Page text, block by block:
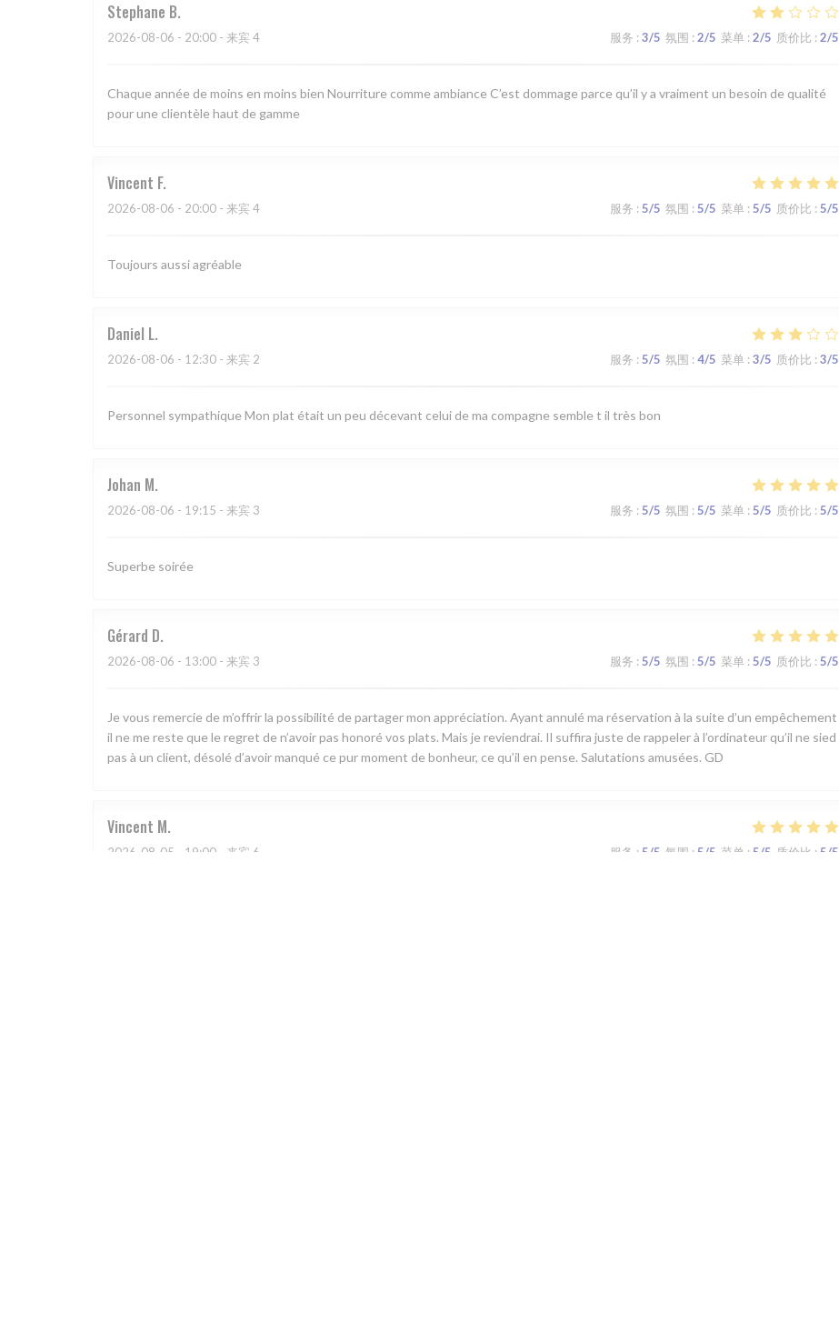
Stephane B
2026-08-06 - 20:00 - 来宾 4 服务 : 3/5 氛围 : 2/5 菜单 : 2/5 质价比 : 2/5
Chaque année de moins en moins bien Nourriture comme ambiance C’est dommage parce qu’il y a vraiment un besoin de qualité
pour une clientèle haut de gamme
Vincent F
2026-08-06 - 20:00 - 来宾 4 服务 : 5/5 氛围 : 5/5 菜单 : 5/5 质价比 : 5/5
Toujours aussi agréable
Daniel L
2026-08-06 - 12:30 - 来宾 2 服务 : 5/5 氛围 : 4/5 菜单 : 3/5 质价比 : 3/5
Personnel sympathique Mon plat était un peu décevant celui de ma compagne semble t il très bon
Johan M
2026-08-06 - 19:15 - 来宾 3 服务 : 5/5 氛围 : 5/5 菜单 : 5/5 质价比 : 5/5
Superbe soirée
Gérard D
2026-08-06 - 13:00 - 来宾 3 服务 : 5/5 氛围 : 5/5 菜单 : 5/5 质价比 : 5/5
Je vous remercie de m’offrir la possibilité de partager mon appréciation. Ayant annulé ma réservation à la suite d’un empêchement
il ne me reste que le regret de n’avoir pas honoré vos plats. Mais je reviendrai. Il suffira juste de rappeler à l’ordinateur qu’il ne sied
pas à un client, désolé d’avoir manqué ce pur moment de bonheur, ce qu’il en pense. Salutations amusées. GD
Vincent M
2026-08-05 - 19:00 - 来宾 6 服务 : 5/5 氛围 : 5/5 菜单 : 5/5 质价比 : 5/5